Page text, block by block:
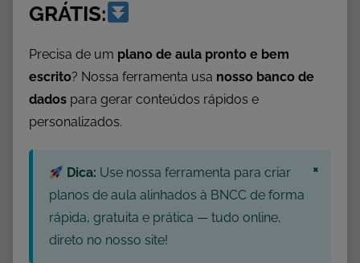
i
a
p
a
GRÁTIS:
Precisa de um plano de aula pronto e bem
escrito? Nossa ferramenta usa nosso banco de
dados para gerar conteúdos rápidos e
personalizados.
Dica: Use nossa ferramenta para criar
planos de aula alinhados à BNCC de forma
rápida, gratuita e prática — tudo online,
direto no nosso site!
×